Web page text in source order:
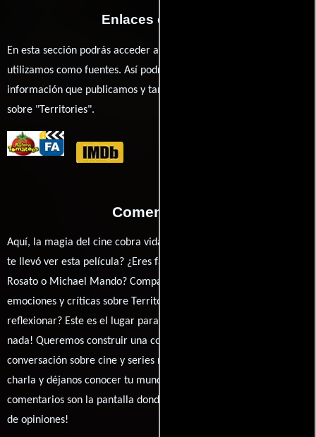
Enlaces externos
En esta sección podrás acceder a los recursos externos que
utilizamos como fuentes. Así podrás chequear toda la
información que publicamos y también ampliar tu conocimiento
sobre "Territories".
Comentarios
Aquí, la magia del cine cobra vida a través de tus opiniones. ¿Qué
te llevó ver esta película? ¿Eres fan de Olivier Abbou, Cristina
Rosato o Michael Mando? Comparte tus pensamientos,
emociones y críticas sobre Territories. ¿Te hizo reír, llorar o
reflexionar? Este es el lugar para expresarlo. ¡No te guardes
nada! Queremos construir una comunidad apasionada donde la
conversación sobre cine y series nunca se detenga. Únete a la
charla y déjanos conocer tu mundo cinematográfico. ¡Los
comentarios son la pantalla donde se proyecta nuestra diversidad
de opiniones!